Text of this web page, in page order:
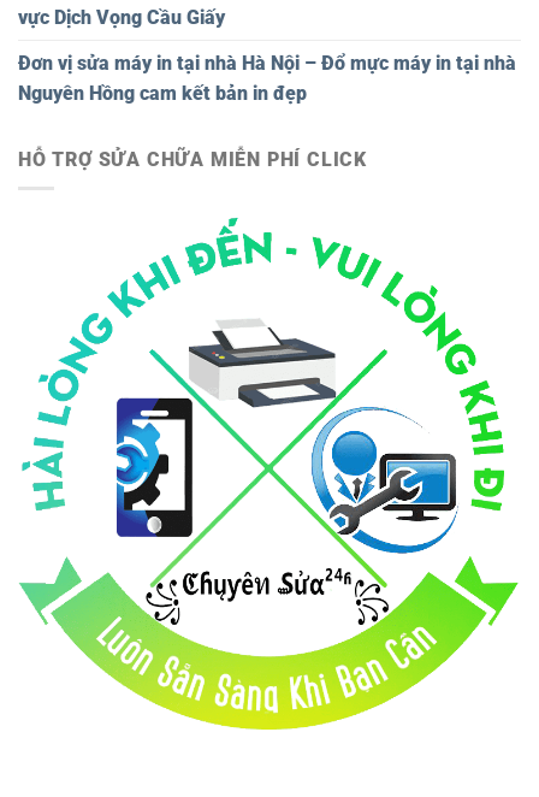
vực Dịch Vọng Cầu Giấy
Đơn vị sửa máy in tại nhà Hà Nội – Đổ mực máy in tại nhà
Nguyên Hồng cam kết bản in đẹp
HỖ TRỢ SỬA CHỮA MIỄN PHÍ CLICK